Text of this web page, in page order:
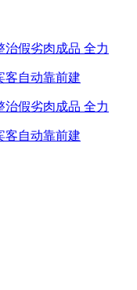
假劣肉成品 全力
客自动靠前建
假劣肉成品 全力
客自动靠前建